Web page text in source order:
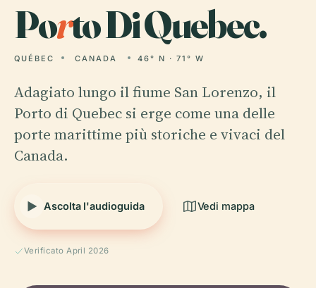
Porto Di Quebec.
QUÉBEC CANADA 46° N · 71° W
Adagiato lungo il fiume San Lorenzo, il
Porto di Quebec si erge come una delle
porte marittime più storiche e vivaci del
Canada.
Ascolta l'audioguida Vedi mappa
Verificato April 2026